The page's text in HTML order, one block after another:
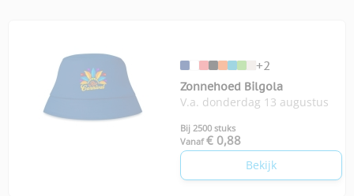
+2
Zonnehoed Bilgola
V.a. donderdag 13 augustus
Bij 2500 stuks
Vanaf € 0,88
Bekijk